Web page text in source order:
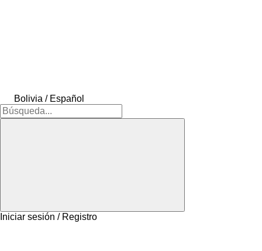
Bolivia / Español
Iniciar sesión / Registro